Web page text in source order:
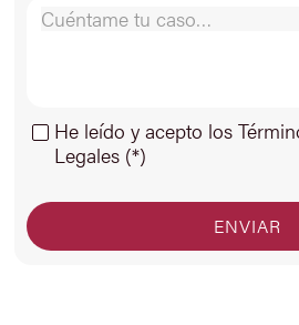
He leído y acepto los
Legales (*)